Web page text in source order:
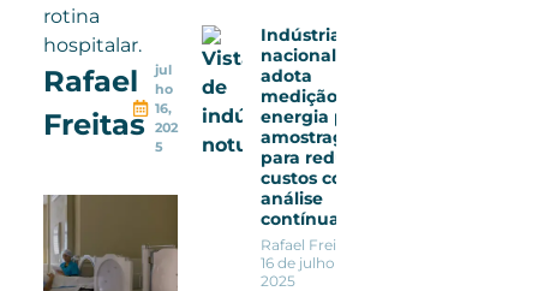
rotina
hospitalar.
Rafael
Freitas
jul
ho
16,
202
5
Indústria
nacional
adota
medição de
energia por
amostragem
para reduzir
custos com
análise
contínua
Rafael Freitas
16 de julho de
2025